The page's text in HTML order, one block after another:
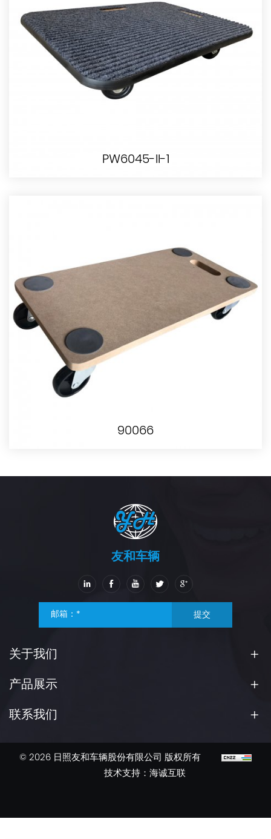
PW6045-II-1
90066
友和车辆
提交
关于我们
产品展示
联系我们
© 2026 日照友和车辆股份有限公司 版权所有
技术支持：海诚互联